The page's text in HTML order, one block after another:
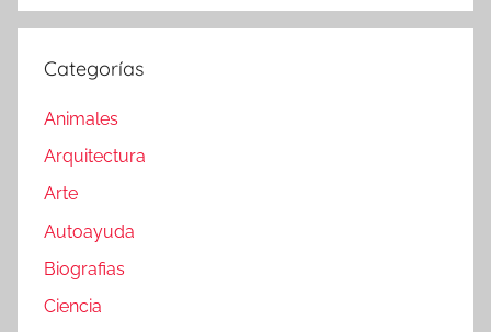
Categorías
Animales
Arquitectura
Arte
Autoayuda
Biografias
Ciencia